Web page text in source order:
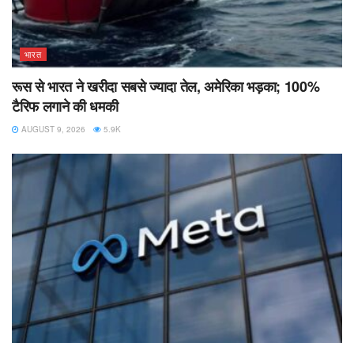
भारत
रूस से भारत ने खरीदा सबसे ज्यादा तेल, अमेरिका भड़का; 100%
टैरिफ लगाने की धमकी
AUGUST 9, 2026 5.9K